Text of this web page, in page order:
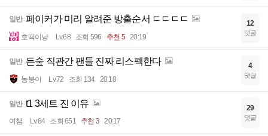
일반 페이커가 미리 알려준 방출순서 ㄷㄷㄷㄷ
호떡이냥 Lv.68 조회 596 추천 5 20:19
12
댓글
일반 든숲 직관간 팬들 진짜 리스펙한다
농붕이 Lv.72 조회 134 20:18
4
댓글
일반 t1 3세트 진 이유
여챔 Lv.84 조회 651 추천 3 20:17
29
댓글